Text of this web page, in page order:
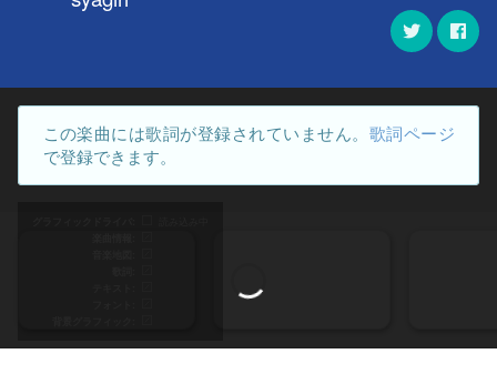
この楽曲には歌詞が登録されていません。 歌詞ページ
で登録できます。